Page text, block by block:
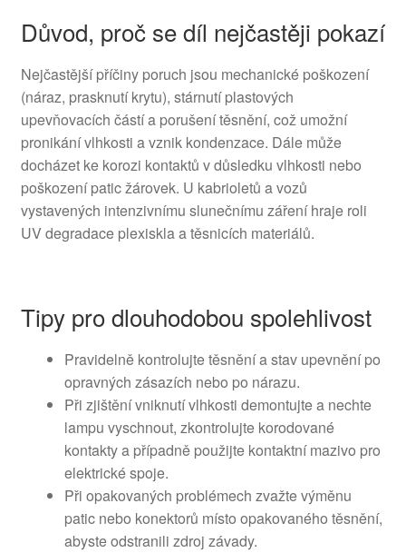
Důvod, proč se díl nejčastěji pokazí
Nejčastější příčiny poruch jsou mechanické poškození
(náraz, prasknutí krytu), stárnutí plastových
upevňovacích částí a porušení těsnění, což umožní
pronikání vlhkosti a vznik kondenzace. Dále může
docházet ke korozi kontaktů v důsledku vlhkosti nebo
poškození patic žárovek. U kabrioletů a vozů
vystavených intenzivnímu slunečnímu záření hraje roli
UV degradace plexiskla a těsnicích materiálů.
Tipy pro dlouhodobou spolehlivost
Pravidelně kontrolujte těsnění a stav upevnění po
opravných zásazích nebo po nárazu.
Při zjištění vniknutí vlhkosti demontujte a nechte
lampu vyschnout, zkontrolujte korodované
kontakty a případně použijte kontaktní mazivo pro
elektrické spoje.
Při opakovaných problémech zvažte výměnu
patic nebo konektorů místo opakovaného těsnění,
abyste odstranili zdroj závady.